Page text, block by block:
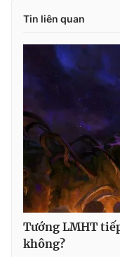
Tin liên quan
Tướng LMHT
không?